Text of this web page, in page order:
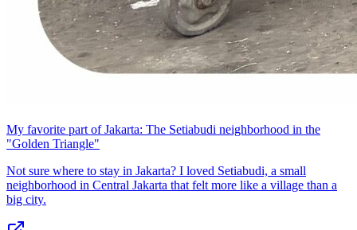
My favorite part of Jakarta: The Setiabudi neighborhood in the
"Golden Triangle"
Not sure where to stay in Jakarta? I loved Setiabudi, a small
neighborhood in Central Jakarta that felt more like a village than a
big city.